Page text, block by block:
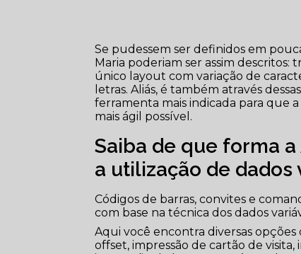
Se pudessem ser definidos em
Maria poderiam ser assim
único layout com variação de
letras. Aliás, é também através
ferramenta mais indicada para que
mais ágil possível.
Saiba de que forma
a utilização de dados
Códigos de barras, convites e
com base na técnica dos dados
Aqui você encontra diversas
offset, impressão de cartão de